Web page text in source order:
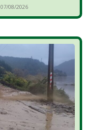
07/08/2026